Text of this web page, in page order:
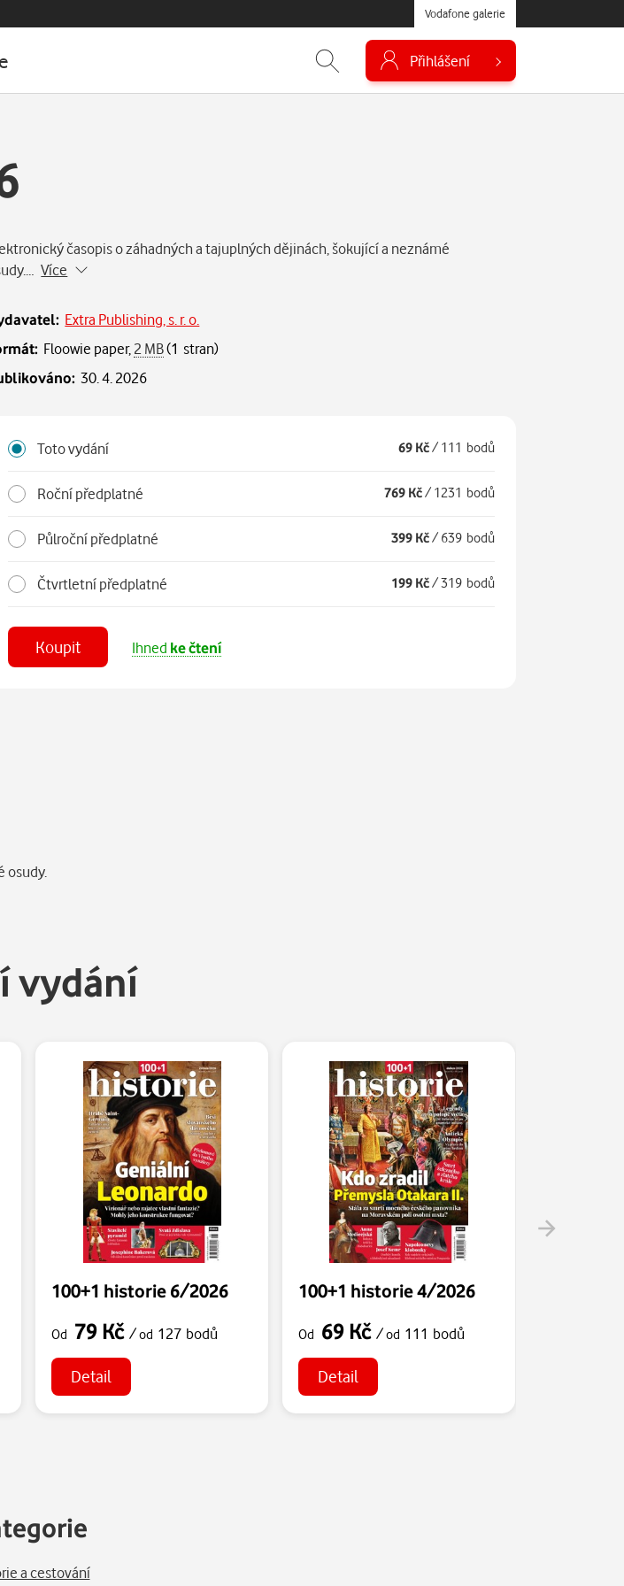
Vodafone galerie
Přihlášení
časopis o záhadných a tajuplných dějinách, šokující a neznámé
Více
Extra Publishing, s. r. o.
Floowie paper, 2 MB(1 stran)
30. 4. 2026
Toto vydání 69 Kč/ 111 bodů
Roční předplatné 769 Kč/ 1231 bodů
Půlroční předplatné 399 Kč/ 639 bodů
Čtvrtletní předplatné 199 Kč/319 bodů
Koupit Ihned ke čtení
osudy.
vydání
100+1 historie 6/2026
Od 79 Kč/od 127 bodů
Detail
100+1 historie 4/2026
Od 69 Kč/od 111 bodů
Detail
a cestování